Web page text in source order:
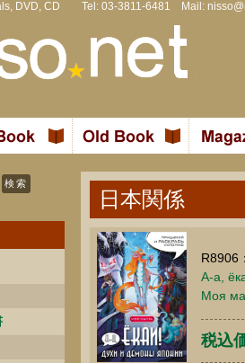
DVD, CD Tel: 03-3811-6481 Mail:
日本関係
R8906：
А-а,
Моя
税込